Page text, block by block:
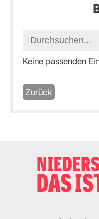
Keine passenden
Zurück